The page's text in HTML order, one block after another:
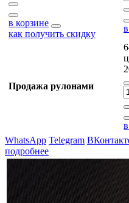
в корзине
как получить скидку
Продажа рулонами
WhatsApp Telegram
подробнее